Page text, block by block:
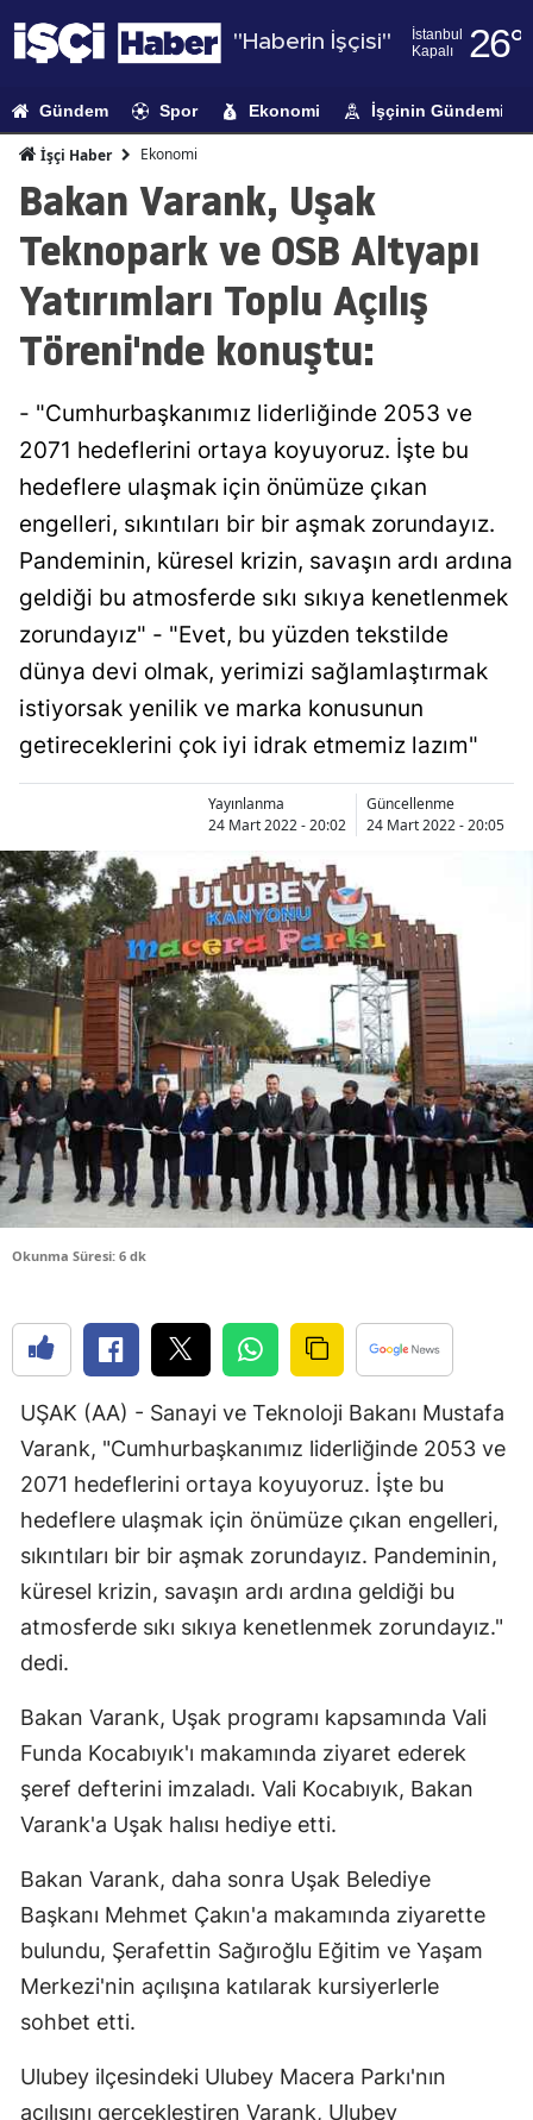
"Haberin İşçisi"
İstanbul
Kapalı
26°
Adıyaman
Amasya
Artvin
Aydın
Balıkesir
Bilecik
Bingöl
Burdur
Bursa
Çorum
Denizli
Diyarbakır
Edirne
Elazığ
Erzincan
Gümüşhane
Hakkari
Hatay
Isparta
Mersin
İzmir
Kars
Kırklareli
Konya
Gündem Spor Ekonomi İşçinin Gündemi
İşçi Haber Ekonomi
Bakan Varank, Uşak
Teknopark ve OSB Altyapı
Yatırımları Toplu Açılış
Töreni'nde konuştu:
- "Cumhurbaşkanımız liderliğinde 2053 ve
2071 hedeflerini ortaya koyuyoruz. İşte bu
hedeflere ulaşmak için önümüze çıkan
engelleri, sıkıntıları bir bir aşmak zorundayız.
Pandeminin, küresel krizin, savaşın ardı ardına
geldiği bu atmosferde sıkı sıkıya kenetlenmek
zorundayız" - "Evet, bu yüzden tekstilde
dünya devi olmak, yerimizi sağlamlaştırmak
istiyorsak yenilik ve marka konusunun
getireceklerini çok iyi idrak etmemiz lazım"
Yayınlanma
24 Mart 2022 - 20:02
Güncellenme
24 Mart 2022 - 20:05
Okunma Süresi: 6 dk
UŞAK (AA) - Sanayi ve Teknoloji Bakanı Mustafa
Varank, "Cumhurbaşkanımız liderliğinde 2053 ve
2071 hedeflerini ortaya koyuyoruz. İşte bu
hedeflere ulaşmak için önümüze çıkan engelleri,
sıkıntıları bir bir aşmak zorundayız. Pandeminin,
küresel krizin, savaşın ardı ardına geldiği bu
atmosferde sıkı sıkıya kenetlenmek zorundayız."
dedi.
Bakan Varank, Uşak programı kapsamında Vali
Funda Kocabıyık'ı makamında ziyaret ederek
şeref defterini imzaladı. Vali Kocabıyık, Bakan
Varank'a Uşak halısı hediye etti.
Bakan Varank, daha sonra Uşak Belediye
Başkanı Mehmet Çakın'a makamında ziyarette
bulundu, Şerafettin Sağıroğlu Eğitim ve Yaşam
Merkezi'nin açılışına katılarak kursiyerlerle
sohbet etti.
Ulubey ilçesindeki Ulubey Macera Parkı'nın
açılışını gerçekleştiren Varank, Ulubey